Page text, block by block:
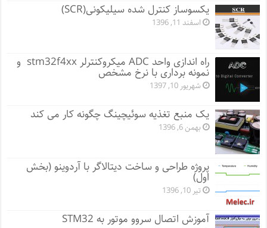
یکسوساز کنترل شده سیلیکونی(SCR)
اسفند 11, 1396
راه اندازی واحد ADC میکروکنترلر stm32f4xx و
نمونه برداری با نرخ مشخص
شهریور 10, 1397
یک منبع تغذیه سوئیچینگ چگونه کار می کند
بهمن 6, 1396
پروژه طراحی و ساخت دیتالاگر با آردوینو (بخش
اول)
تیر 10, 1396
آموزش اتصال سروو موتور به STM32